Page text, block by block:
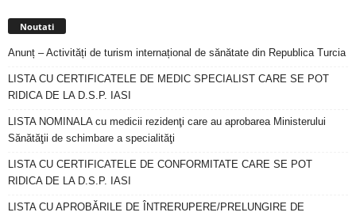
Noutati
Anunț – Activități de turism internațional de sănătate din Republica Turcia
LISTA CU CERTIFICATELE DE MEDIC SPECIALIST CARE SE POT
RIDICA DE LA D.S.P. IASI
LISTA NOMINALA cu medicii rezidenţi care au aprobarea Ministerului
Sănătăţii de schimbare a specialităţi
LISTA CU CERTIFICATELE DE CONFORMITATE CARE SE POT
RIDICA DE LA D.S.P. IASI
LISTA CU APROBĂRILE DE ÎNTRERUPERE/PRELUNGIRE DE